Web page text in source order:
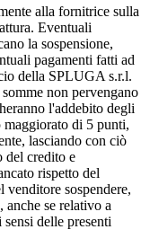
alla fornitrice sulla
Eventuali
la sospensione,
pagamenti fatti ad
della SPLUGA s.r.l.
non pervengano
l'addebito degli
maggiorato di 5 punti,
lasciando con ciò
del credito e
rispetto del
venditore sospendere,
anche se relativo a
delle presenti